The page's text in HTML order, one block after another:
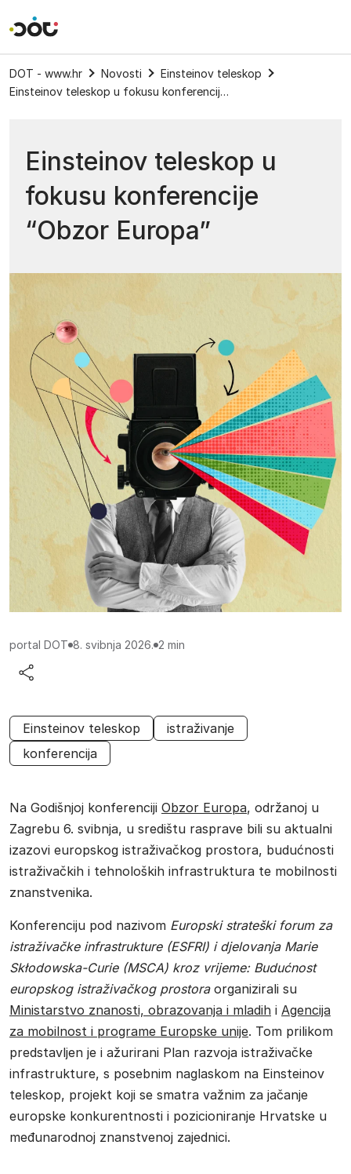
Povratak na naslovnicu
DOT - www.hr Novosti
Einsteinov teleskop
Einsteinov teleskop u fokusu konferencije “Obzor Europa”
Einsteinov teleskop u
fokusu konferencije
“Obzor Europa”
portal DOT 8. svibnja 2026. Procijenjeno vrijeme čitanja:
2 min
Einsteinov teleskop
istraživanje
konferencija
Na Godišnjoj konferenciji Obzor Europa, održanoj u
Zagrebu 6. svibnja, u središtu rasprave bili su aktualni
izazovi europskog istraživačkog prostora, budućnosti
istraživačkih i tehnoloških infrastruktura te mobilnosti
znanstvenika.
Konferenciju pod nazivom Europski strateški forum za
istraživačke infrastrukture (ESFRI) i djelovanja Marie
Skłodowska-Curie (MSCA) kroz vrijeme: Budućnost
europskog istraživačkog prostora organizirali su
Ministarstvo znanosti, obrazovanja i mladih i Agencija
za mobilnost i programe Europske unije. Tom prilikom
predstavljen je i ažurirani Plan razvoja istraživačke
infrastrukture, s posebnim naglaskom na Einsteinov
teleskop, projekt koji se smatra važnim za jačanje
europske konkurentnosti i pozicioniranje Hrvatske u
međunarodnoj znanstvenoj zajednici.